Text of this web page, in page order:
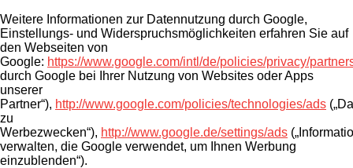
Weitere Informationen zur Datennutzung durch Google,
Einstellungs- und Widerspruchsmöglichkeiten erfahren Sie auf
den Webseiten von
Google: https://www.google.com/intl/de/policies/privacy/
durch Google bei Ihrer Nutzung von Websites oder Apps
unserer
Partner“), http://www.google.com/policies/technologies/ads
zu
Werbezwecken“), http://www.google.de/settings/ads
verwalten, die Google verwendet, um Ihnen Werbung
einzublenden“).